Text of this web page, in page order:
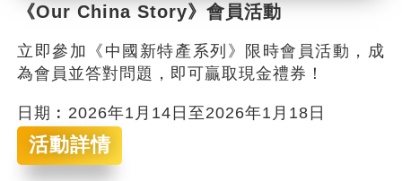
《Our China Story》會員活動
立即參加《中國新特產系列》限時會員活動，成
為會員並答對問題，即可贏取現金禮券！
日期︰2026年1月14日至2026年1月18日
活動詳情